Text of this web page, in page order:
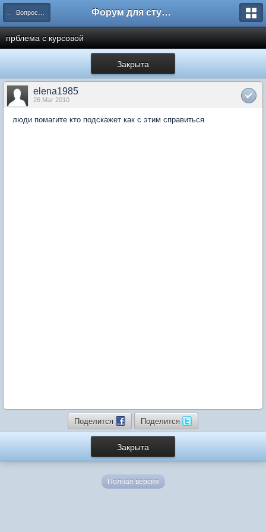
← Вопросы и ответы Форум для студента СГА
прблема с курсовой
Закрыта
elena1985
26 Mar 2010
люди помагите кто подскажет как с этим справиться
Поделится Поделится
Закрыта
Полная версия